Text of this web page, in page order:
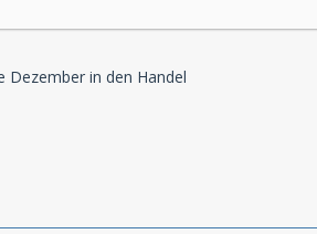
Dezember in den Handel